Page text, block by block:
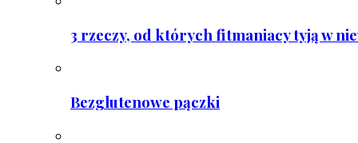
3 rzeczy, od których fitmaniacy tyją w
Bezglutenowe pączki